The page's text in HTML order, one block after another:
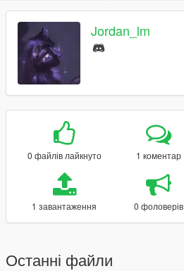
Jordan_lm
0 файлів лайкнуто 1 коментар
1 завантаження 0 фоловерів
Останні файли